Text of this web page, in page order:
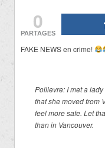
0
PARTAGES
FAKE NEWS en crime!
Poilievre: I met a
that she moved from
feel more safe. Let
than in Vancouver.